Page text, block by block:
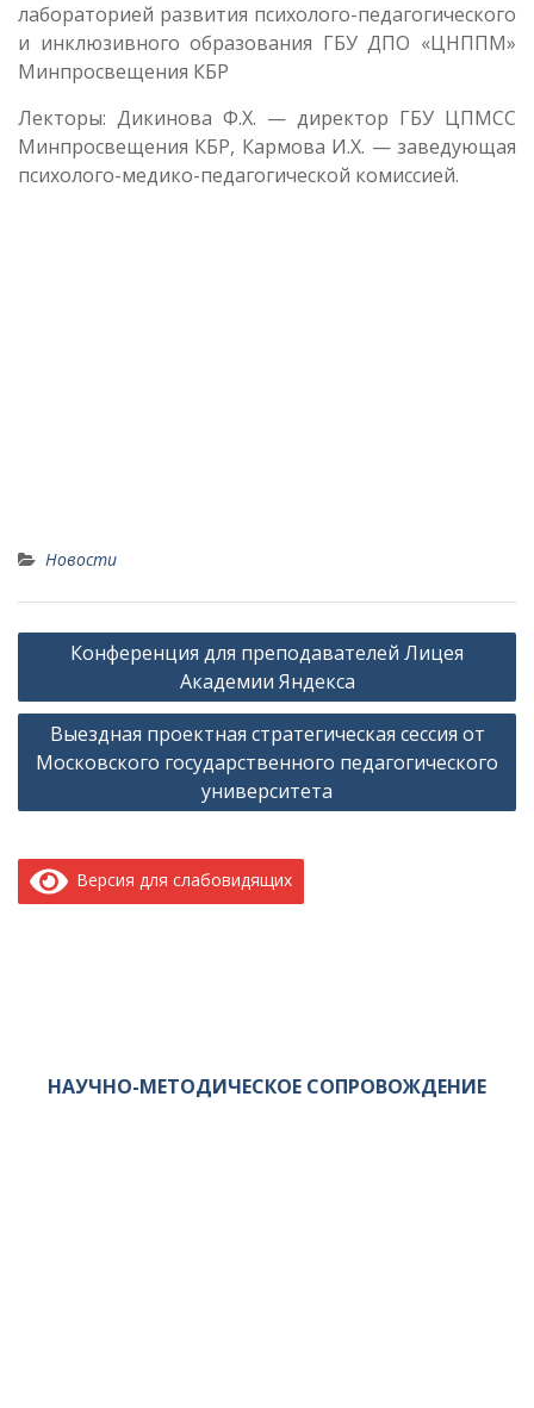
лабораторией развития психолого-педагогического
и инклюзивного образования ГБУ ДПО «ЦНППМ»
Минпросвещения КБР
Лекторы: Дикинова Ф.Х. — директор ГБУ ЦПМСС
Минпросвещения КБР, Кармова И.Х. — заведующая
психолого-медико-педагогической комиссией.
Новости
Навигация
записям
Конференция для преподавателей Лицея
Академии Яндекса
Выездная проектная стратегическая сессия от
Московского государственного педагогического
университета
Версия для слабовидящих
НАУЧНО-МЕТОДИЧЕСКОЕ СОПРОВОЖДЕНИЕ